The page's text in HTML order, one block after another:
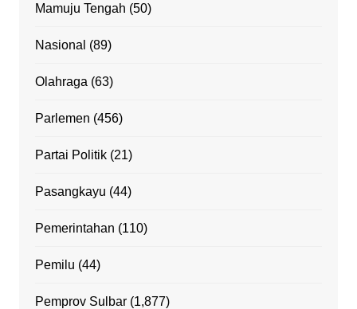
Mamuju Tengah (50)
Nasional (89)
Olahraga (63)
Parlemen (456)
Partai Politik(21)
Pasangkayu (44)
Pemerintahan (110)
Pemilu (44)
Pemprov Sulbar(1,877)